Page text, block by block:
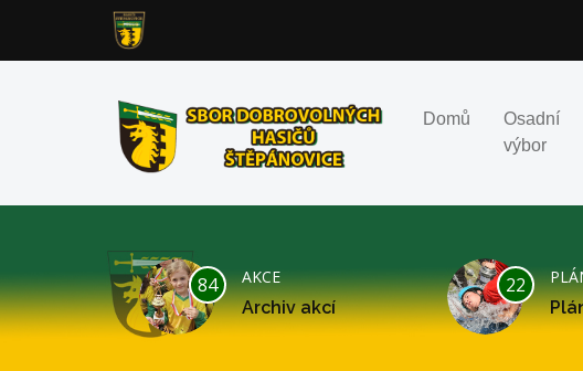
Domů
Osadní
výbor
84
AKCE
Archiv akcí
22